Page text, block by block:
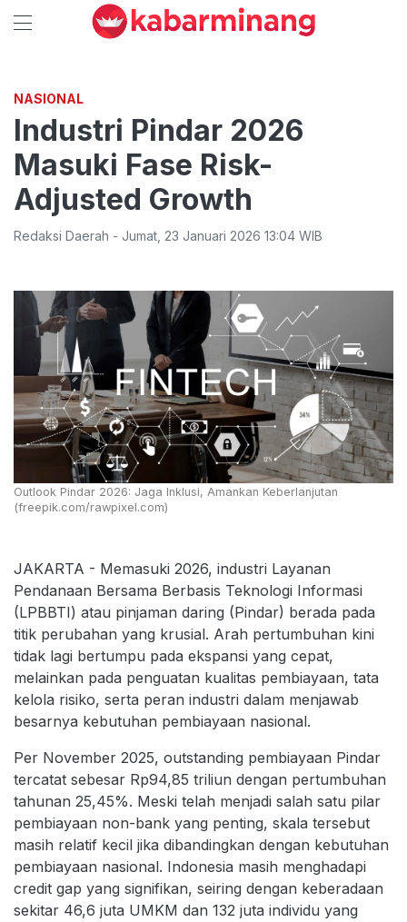
NASIONAL
Industri Pindar 2026
Masuki Fase Risk-
Adjusted Growth
Redaksi Daerah - Jumat 23 Januari 2026 13:04 WIB
Outlook Pindar 2026: Jaga Inklusi, Amankan Keberlanjutan
(freepik.com/rawpixel.com)
JAKARTA - Memasuki 2026, industri Layanan
Pendanaan Bersama Berbasis Teknologi Informasi
(LPBBTI) atau pinjaman daring (Pindar) berada pada
titik perubahan yang krusial. Arah pertumbuhan kini
tidak lagi bertumpu pada ekspansi yang cepat,
melainkan pada penguatan kualitas pembiayaan, tata
kelola risiko, serta peran industri dalam menjawab
besarnya kebutuhan pembiayaan nasional.
Per November 2025, outstanding pembiayaan Pindar
tercatat sebesar Rp94,85 triliun dengan pertumbuhan
tahunan 25,45%. Meski telah menjadi salah satu pilar
pembiayaan non-bank yang penting, skala tersebut
masih relatif kecil jika dibandingkan dengan kebutuhan
pembiayaan nasional. Indonesia masih menghadapi
credit gap yang signifikan, seiring dengan keberadaan
sekitar 46,6 juta UMKM dan 132 juta individu yang